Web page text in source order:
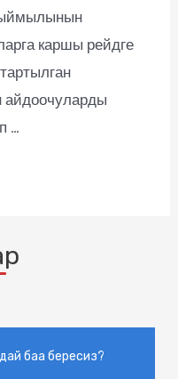
каршы рейдге
айдоочуларды
…
баа бересиз?